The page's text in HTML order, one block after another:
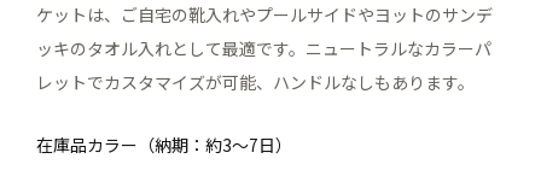
ケットは、ご自宅の靴入れやプールサイドやヨットのサンデ
ッキのタオル入れとして最適です。ニュートラルなカラーパ
レットでカスタマイズが可能、ハンドルなしもあります。
在庫品カラー（納期：約3～7日）